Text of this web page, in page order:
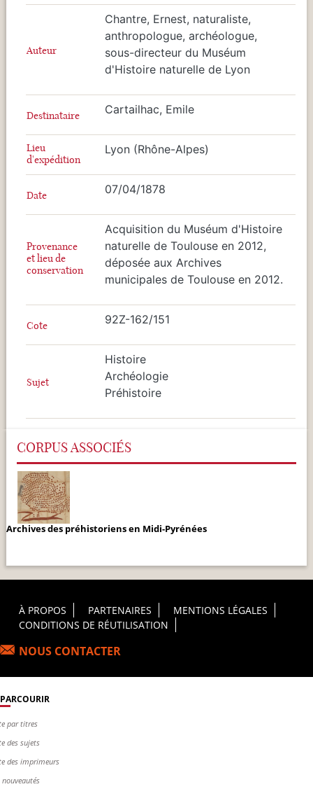
Auteur
Chantre, Ernest, naturaliste,
anthropologue, archéologue,
sous-directeur du Muséum
d'Histoire naturelle de Lyon
Destinataire Cartailhac, Emile
Lieu
d'expédition
Lyon (Rhône-Alpes)
Date 07/04/1878
Provenance
et lieu de
conservation
Acquisition du Muséum d'Histoire
naturelle de Toulouse en 2012,
déposée aux Archives
municipales de Toulouse en 2012.
Cote 92Z-162/151
Sujet
Histoire
Archéologie
Préhistoire
CORPUS ASSOCIÉS
Archives des préhistoriens en Midi-Pyrénées
Footer Principal
À PROPOS PARTENAIRES
MENTIONS LÉGALES
CONDITIONS DE RÉUTILISATION
NOUS CONTACTER
PARCOURIR
par titres
des sujets
des imprimeurs
nouveautés